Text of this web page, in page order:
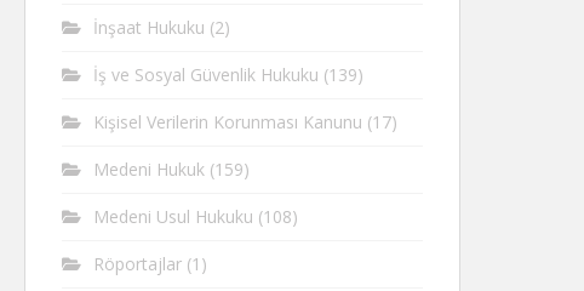
İnşaat Hukuku (2)
İş ve Sosyal Güvenlik Hukuku (139)
Kişisel Verilerin Korunması Kanunu (17)
Medeni Hukuk (159)
Medeni Usul Hukuku (108)
Röportajlar (1)